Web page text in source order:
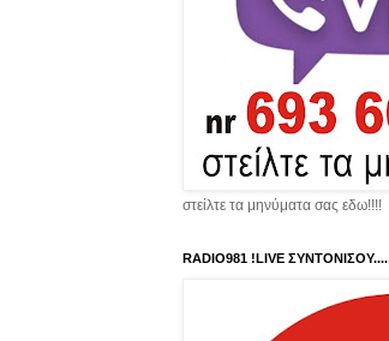
στείλτε τα μηνύματα σας εδω!!!!
RADIO981 !LIVE ΣΥΝΤΟΝΙΣΟΥ....